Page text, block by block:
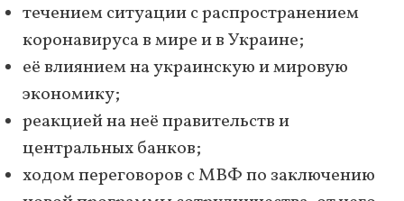
течением ситуации с распространением
коронавируса в мире и в Украине;
её влиянием на украинскую и мировую
экономику;
реакцией на неё правительств и
центральных банков;
ходом переговоров с МВФ по заключению